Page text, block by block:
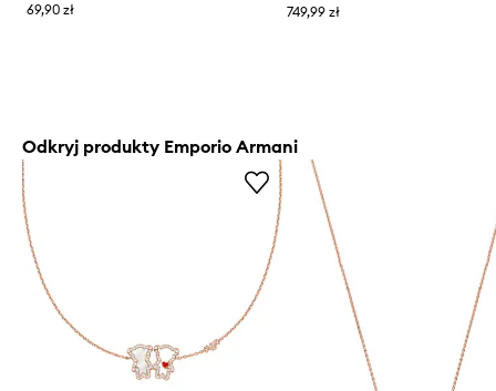
69,90 zł
749,99 zł
Odkryj produkty Emporio Armani